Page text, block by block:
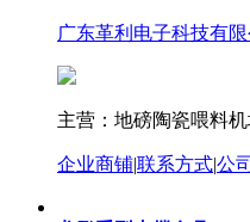
广东革利电子科技有限
主营：地磅陶瓷喂料
企业商铺|联系方式|公